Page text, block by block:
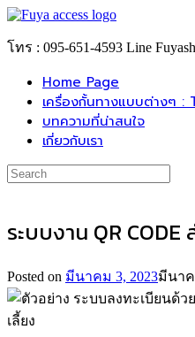
Skip
content
โทร : 095-651-4593 Line
Home Page
เครื่องกั้นทางแบบต่างๆ :
บทความที่น่าสนใจ
เกี่ยวกับเรา
Search
for:
ระบบงาน QR
Posted on มีนาคม 3, 2023มีนาค